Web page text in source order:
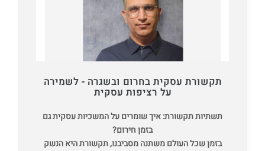
תקשורת עסקית בחרום ובשגרה - לשמירה
על רציפות עסקית
תשתיות תקשורת: איך שומרים על המשכיות עסקית גם
בזמן חירום?
בזמן שכל העולם משתנה מסביבנו, תקשורת היא הנשק